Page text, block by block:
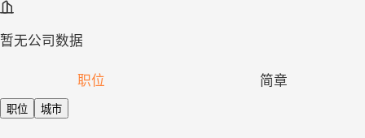
暂无公司数据
职位 简章
职位 城市